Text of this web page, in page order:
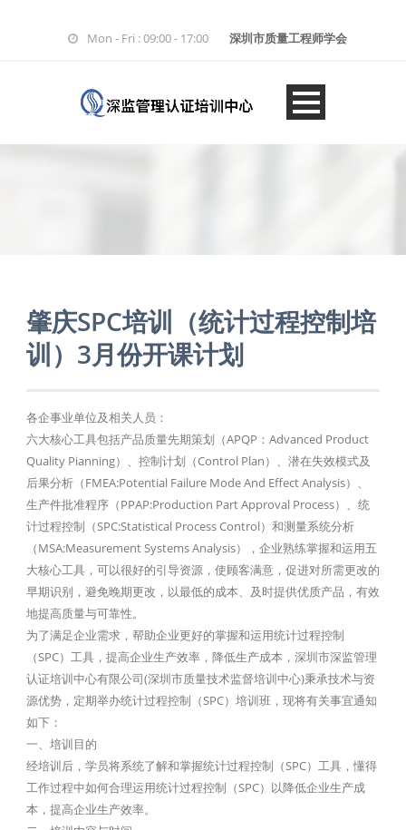
Mon - Fri : 09:00 - 17:00 深圳市质量工程师学会
肇庆SPC培训（统计过程控制培
训）3月份开课计划
各企事业单位及相关人员：
六大核心工具包括产品质量先期策划（APQP：Advanced Product
Quality Pianning）、控制计划（Control Plan）、潜在失效模式及
后果分析（FMEA:Potential Failure Mode And Effect Analysis）、
生产件批准程序（PPAP:Production Part Approval Process）、统
计过程控制（SPC:Statistical Process Control）和测量系统分析
（MSA:Measurement Systems Analysis），企业熟练掌握和运用五
大核心工具，可以很好的引导资源，使顾客满意，促进对所需更改的
早期识别，避免晚期更改，以最低的成本、及时提供优质产品，有效
地提高质量与可靠性。
为了满足企业需求，帮助企业更好的掌握和运用统计过程控制
（SPC）工具，提高企业生产效率，降低生产成本，深圳市深监管理
认证培训中心有限公司(深圳市质量技术监督培训中心)秉承技术与资
源优势，定期举办统计过程控制（SPC）培训班，现将有关事宜通知
如下：
一、培训目的
经培训后，学员将系统了解和掌握统计过程控制（SPC）工具，懂得
工作过程中如何合理运用统计过程控制（SPC）以降低企业生产成
本，提高企业生产效率。